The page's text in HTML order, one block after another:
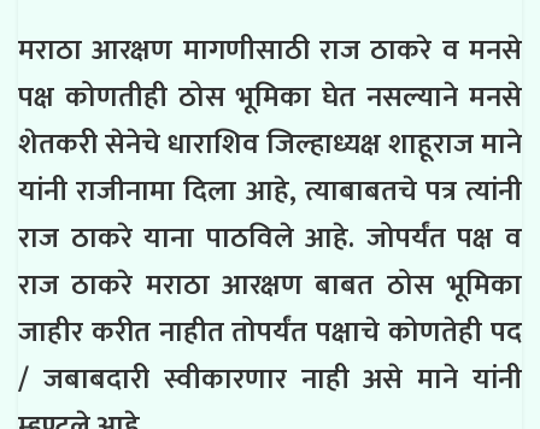
मराठा आरक्षण मागणीसाठी राज ठाकरे व मनसे
पक्ष कोणतीही ठोस भूमिका घेत नसल्याने मनसे
शेतकरी सेनेचे धाराशिव जिल्हाध्यक्ष शाहूराज माने
यांनी राजीनामा दिला आहे, त्याबाबतचे पत्र त्यांनी
राज ठाकरे याना पाठविले आहे. जोपर्यंत पक्ष व
राज ठाकरे मराठा आरक्षण बाबत ठोस भूमिका
जाहीर करीत नाहीत तोपर्यंत पक्षाचे कोणतेही पद
/ जबाबदारी स्वीकारणार नाही असे माने यांनी